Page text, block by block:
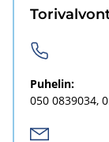
Pu­he­lin:
050 0839034